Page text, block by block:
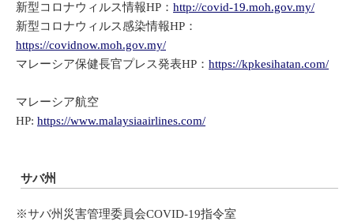
新型コロナウィルス情報HP： http://covid-19.moh.gov.my/
新型コロナウィルス感染情報HP：
https://covidnow.moh.gov.my/
マレーシア保健長官プレス発表HP： https://kpkesihatan.com/
マレーシア航空
HP: https://www.malaysiaairlines.com/
サバ州
※サバ州災害管理委員会COVID-19指令室